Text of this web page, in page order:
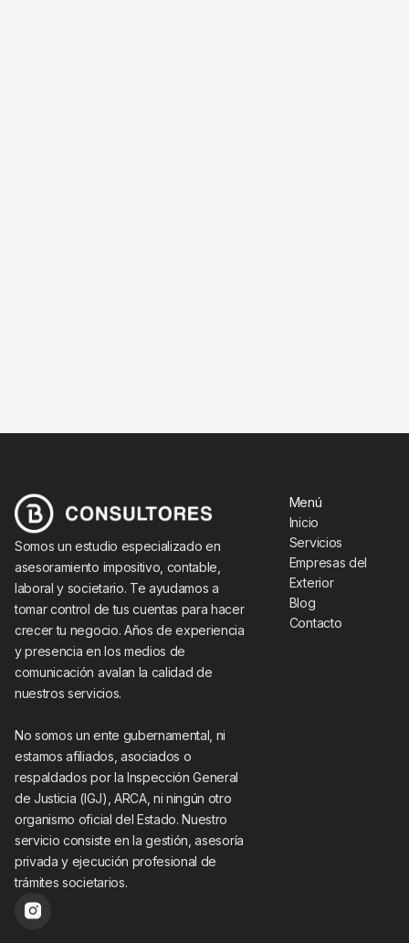
Somos un estudio especializado en
asesoramiento impositivo, contable,
laboral y societario. Te ayudamos a
tomar control de tus cuentas para hacer
crecer tu negocio. Años de experiencia
y presencia en los medios de
comunicación avalan la calidad de
nuestros servicios.
No somos un ente gubernamental, ni
estamos afiliados, asociados o
respaldados por la Inspección General
de Justicia (IGJ), ARCA, ni ningún otro
organismo oficial del Estado. Nuestro
servicio consiste en la gestión, asesoría
privada y ejecución profesional de
trámites societarios.
Menú
Inicio
Servicios
Empresas del
Exterior
Blog
Contacto